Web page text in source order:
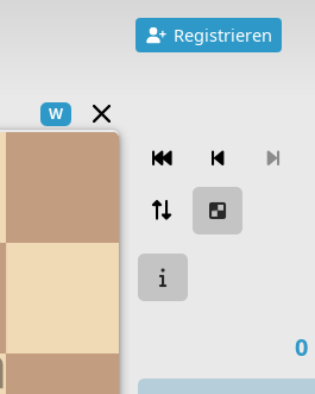
Registrieren
W
Zugnavigation